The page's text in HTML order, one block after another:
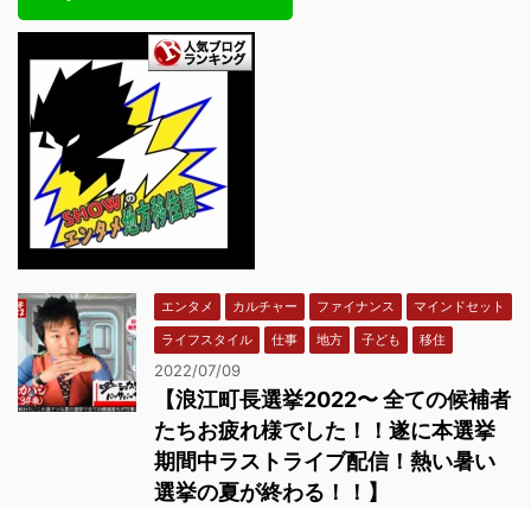
エンタメ カルチャー ファイナンス
マインドセット
ライフスタイル
仕事 地方 子ども 移住
2022/07/09
【浪江町長選挙2022〜 全ての候補者
たちお疲れ様でした！！遂に本選挙
期間中ラストライブ配信！熱い暑い
選挙の夏が終わる！！】